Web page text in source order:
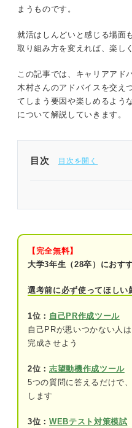
時期別で解説！ 就
う原因
「就活しんどい」
るステップ
活における心構え
※AIの特性上、間違いが含ま
と併せてご確認ください。
まうものです。
就活はしんどいと感じる場面
取り組み方を変えれば、楽し
この記事では、キャリアアド
木村さんのアドバイスを交え
てしまう要因や楽しめるよう
について解説していきます。
目次
時期別で解説！
因
関連Q&A
①就活初期
②面接や選
③就活終盤
【完全無料】
大学3年生（28卒）におす
選考前に必ず使ってほしい
1位： 自己PR作成ツール
自己PRが思いつかない人
完成させよう
2位： 志望動機作成ツール
5つの質問に答えるだけで
します
3位： WEBテスト対策模試